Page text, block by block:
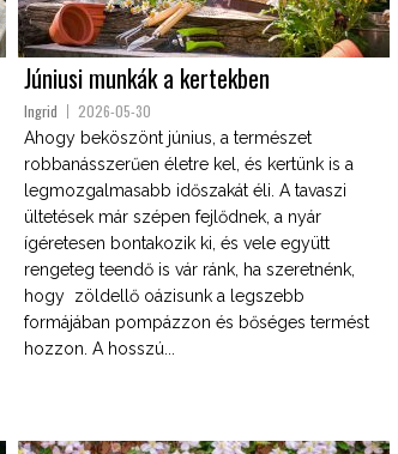
Júniusi munkák a kertekben
Ingrid 2026-05-30
Ahogy beköszönt június, a természet
robbanásszerűen életre kel, és kertünk is a
legmozgalmasabb időszakát éli. A tavaszi
ültetések már szépen fejlődnek, a nyár
ígéretesen bontakozik ki, és vele együtt
rengeteg teendő is vár ránk, ha szeretnénk,
hogy zöldellő oázisunk a legszebb
formájában pompázzon és bőséges termést
hozzon. A hosszú...